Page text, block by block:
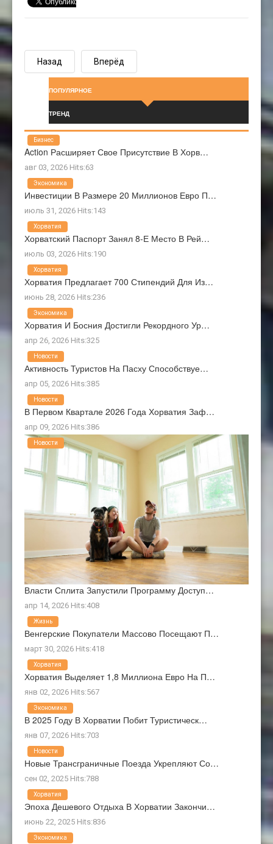
Назад Вперёд
ПОПУЛЯРНОЕ
ТРЕНД
Action Расширяет Свое Присутствие В Хорв…
авг 03, 2026 Hits:63
Бизнес
Инвестиции В Размере 20 Миллионов Евро П…
июль 31, 2026 Hits:143
Экономика
Хорватский Паспорт Занял 8-Е Место В Рей…
июль 03, 2026 Hits:190
Хорватия
Хорватия Предлагает 700 Стипендий Для Из…
июнь 28, 2026 Hits:236
Хорватия
Хорватия И Босния Достигли Рекордного Ур…
апр 26, 2026 Hits:325
Экономика
Активность Туристов На Пасху Способствуе…
апр 05, 2026 Hits:385
Новости
В Первом Квартале 2026 Года Хорватия Заф…
апр 09, 2026 Hits:386
Новости
Власти Сплита Запустили Программу Доступ…
апр 14, 2026 Hits:408
Новости
Венгерские Покупатели Массово Посещают П…
март 30, 2026 Hits:418
Жизнь
Хорватия Выделяет 1,8 Миллиона Евро На П…
янв 02, 2026 Hits:567
Хорватия
В 2025 Году В Хорватии Побит Туристическ…
янв 07, 2026 Hits:703
Экономика
Новые Трансграничные Поезда Укрепляют Со…
сен 02, 2025 Hits:788
Новости
Эпоха Дешевого Отдыха В Хорватии Закончи…
июнь 22, 2025 Hits:836
Хорватия
Экономика